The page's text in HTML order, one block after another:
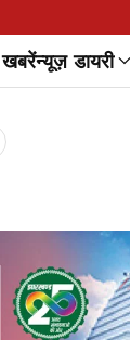
खबरेंन्यूज़ डायरी